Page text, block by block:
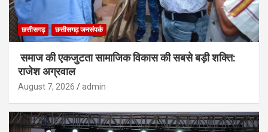
छत्तीसगढ़ छत्तीसगढ़ जनसंपर्क
समाज की एकजुटता सामाजिक विकास की सबसे बड़ी शक्ति:
राजेश अग्रवाल
August 7, 2026 admin